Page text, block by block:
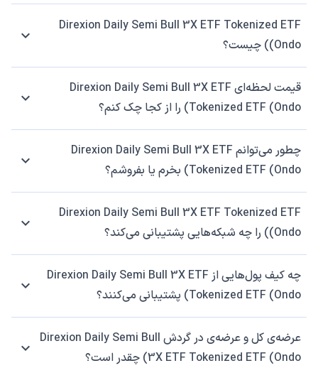
Direxion Daily Semi Bull 3X ETF Tokenized ETF
(Ondo) چیست؟
قیمت لحظه‌ای Direxion Daily Semi Bull 3X ETF
Tokenized ETF (Ondo) را از کجا چک کنم؟
چطور می‌توانم Direxion Daily Semi Bull 3X ETF
Tokenized ETF (Ondo) بخرم یا بفروشم؟
Direxion Daily Semi Bull 3X ETF Tokenized ETF
(Ondo) را چه شبکه‌هایی پشتیبانی می‌کند؟
چه کیف پول‌هایی از Direxion Daily Semi Bull 3X ETF
Tokenized ETF (Ondo) پشتیبانی می‌کنند؟
عرضه‌ی کل و عرضه‌ی در گردش Direxion Daily Semi Bull
3X ETF Tokenized ETF (Ondo) چقدر است؟